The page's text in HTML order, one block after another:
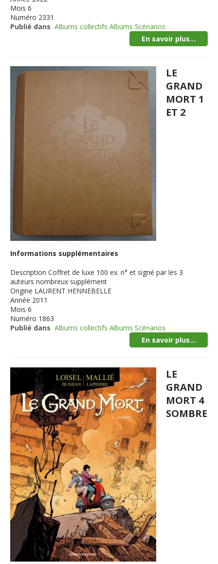
Mois 6
Numéro 2331
Publié dans Albums collectifs Albums Scénarios
En savoir plus...
LE
GRAND
MORT 1
ET 2
Informations supplémentaires
Description Coffret de luxe 100 ex. n° et signé par les 3
auteurs nombreux supplément
Origine LAURENT HENNEBELLE
Année 2011
Mois 6
Numéro 1863
Publié dans Albums collectifs Albums Scénarios
En savoir plus...
LE
GRAND
MORT 4
SOMBRE